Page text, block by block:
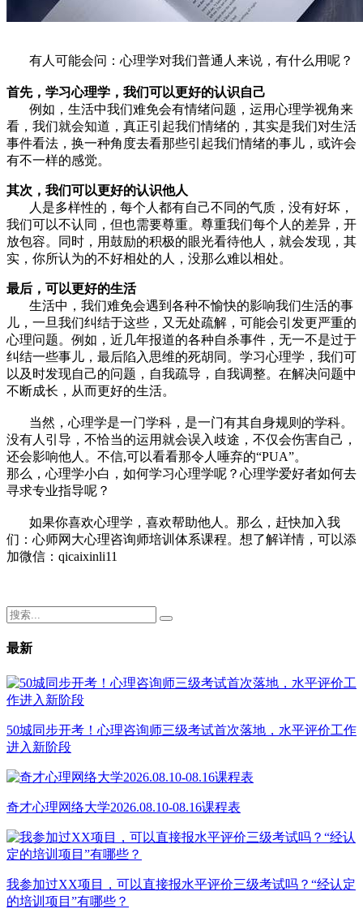
有人可能会问：心理学对我们普通人来说，有什么用呢？
首先，学习心理学，我们可以更好的认识自己
例如，生活中我们难免会有情绪问题，运用心理学视角来
看，我们就会知道，真正引起我们情绪的，其实是我们对生活
事件看法，换一种角度去看那些引起我们情绪的事儿，或许会
有不一样的感觉。
其次，我们可以更好的认识他人
人是多样性的，每个人都有自己不同的气质，没有好坏，
我们可以不认同，但也需要尊重。尊重我们每个人的差异，开
放包容。同时，用鼓励的积极的眼光看待他人，就会发现，其
实，你所认为的不好相处的人，没那么难以相处。
最后，可以更好的生活
生活中，我们难免会遇到各种不愉快的影响我们生活的事
儿，一旦我们纠结于这些，又无处疏解，可能会引发更严重的
心理问题。例如，近几年报道的各种自杀事件，无一不是过于
纠结一些事儿，最后陷入思维的死胡同。学习心理学，我们可
以及时发现自己的问题，自我疏导，自我调整。在解决问题中
不断成长，从而更好的生活。
当然，心理学是一门学科，是一门有其自身规则的学科。
没有人引导，不恰当的运用就会误入歧途，不仅会伤害自己，
还会影响他人。不信,可以看看那令人唾弃的“PUA”。
那么，心理学小白，如何学习心理学呢？心理学爱好者如何去
寻求专业指导呢？
如果你喜欢心理学，喜欢帮助他人。那么，赶快加入我
们：心师网大心理咨询师培训体系课程。想了解详情，可以添
加微信：qicaixinli11
最新
50城同步开考！心理咨询师三级考试首次落地，水平评价工作
进入新阶段
奇才心理网络大学2026.08.10-08.16课程表
我参加过XX项目，可以直接报水平评价三级考试吗？“经认定
的培训项目”有哪些？